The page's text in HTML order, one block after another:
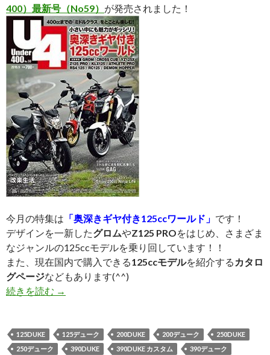
400）最新号 （No59） が発売されました！
今月の特集は 「奥深きギヤ付き125ccワールド」 です！
デザインを一新したグロムやZ125 PROをはじめ、さまざま
なジャンルの125ccモデルを乗り回しています！！
また、現在国内で購入できる125ccモデルを紹介する カタロ
グページなどもあります(^^)
続きを読む U4（アンダー400）最新号（NO59）発売！
→
125DUKE 125デューク 200DUKE 200デューク
250DUKE
250デューク
390DUKE 390DUKE カスタム
390デューク